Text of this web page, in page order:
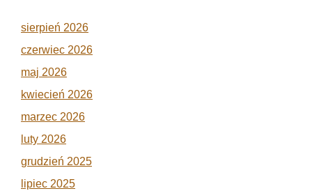
sierpień 2026
czerwiec 2026
maj 2026
kwiecień 2026
marzec 2026
luty 2026
grudzień 2025
lipiec 2025